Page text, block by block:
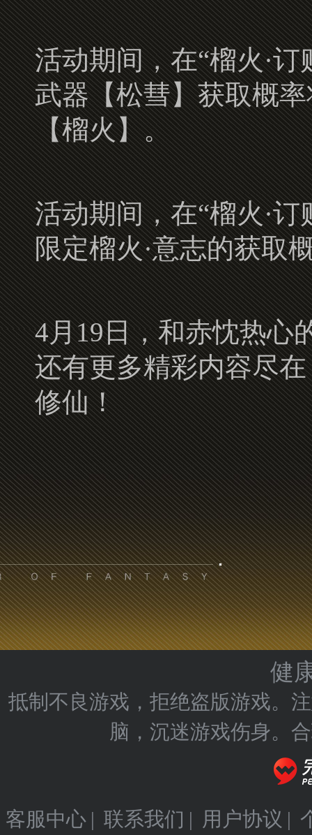
活动期间，在“榴火·
武器【松彗】获取概
【榴火】。
活动期间，在“榴火·
限定榴火·意志的获取
4月19日，和赤忱热心
还有更多精彩内容尽
修仙！
健
抵制不良游戏，拒绝盗版游戏。
脑，沉迷游戏伤身。
客服中心 | 联系我们 | 用户协议 |